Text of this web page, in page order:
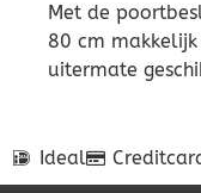
Met de
80 cm
uitermate
Ideal